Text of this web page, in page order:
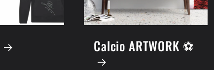
Calcio ARTWORK ⚽️